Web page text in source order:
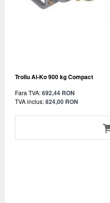
Troliu Al-Ko 900 kg Compact
Fara TVA:692,44 RON
TVA inclus:824,00 RON